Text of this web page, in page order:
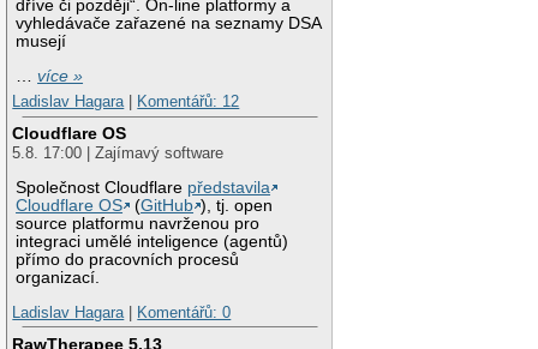
dříve či později“. On-line platformy a
vyhledávače zařazené na seznamy DSA
musejí
…více »
Ladislav Hagara| Komentářů: 12
Cloudflare OS
5.8. 17:00 | Zajímavý software
Společnost Cloudflare představila
Cloudflare OS
(GitHub ), tj. open
source platformu navrženou pro
integraci umělé inteligence (agentů)
přímo do pracovních procesů
organizací.
Ladislav Hagara| Komentářů: 0
RawTherapee 5.13